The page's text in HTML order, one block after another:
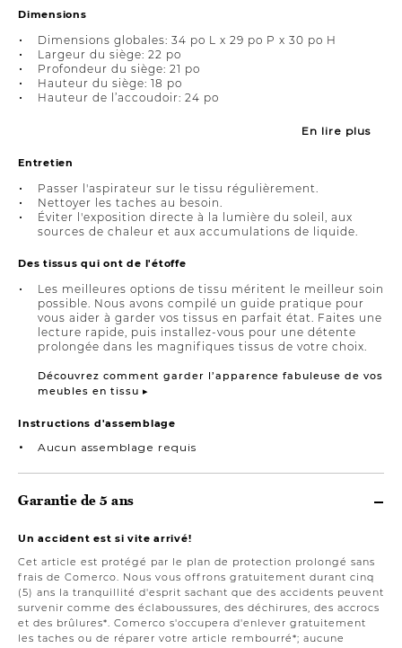
Dimensions
Dimensions globales: 34 po L x 29 po P x 30 po H
Largeur du siège: 22 po
Profondeur du siège: 21 po
Hauteur du siège: 18 po
Hauteur de l’accoudoir: 24 po
En lire plus
Entretien
Passer l'aspirateur sur le tissu régulièrement.
Nettoyer les taches au besoin.
Éviter l'exposition directe à la lumière du soleil, aux
sources de chaleur et aux accumulations de liquide.
Des tissus qui ont de l'étoffe
Les meilleures options de tissu méritent le meilleur soin
possible. Nous avons compilé un guide pratique pour
vous aider à garder vos tissus en parfait état. Faites une
lecture rapide, puis installez-vous pour une détente
prolongée dans les magnifiques tissus de votre choix.
Découvrez comment garder l’apparence fabuleuse de vos
meubles en tissu ▸
Instructions d'assemblage
Aucun assemblage requis
Garantie de 5 ans
Un accident est si vite arrivé!
Cet article est protégé par le plan de protection prolongé sans
frais de Comerco. Nous vous offrons gratuitement durant cinq
(5) ans la tranquillité d'esprit sachant que des accidents peuvent
survenir comme des éclaboussures, des déchirures, des accrocs
et des brûlures*. Comerco s'occupera d'enlever gratuitement
les taches ou de réparer votre article rembourré*; aucune